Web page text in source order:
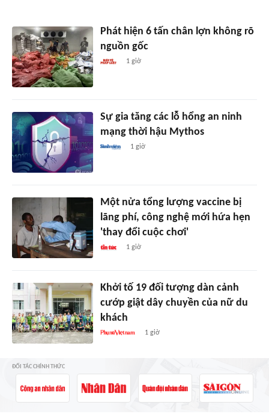
Phát hiện 6 tấn chân lợn không rõ
nguồn gốc
1 giờ
Sự gia tăng các lỗ hổng an ninh
mạng thời hậu Mythos
1 giờ
Một nửa tổng lượng vaccine bị
lãng phí, công nghệ mới hứa hẹn
'thay đổi cuộc chơi'
1 giờ
Khởi tố 19 đối tượng dàn cảnh
cướp giật dây chuyền của nữ du
khách
1 giờ
ĐỐI TÁC CHÍNH THỨC